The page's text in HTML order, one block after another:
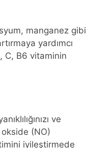
manganez gibi
yardımcı
C, B6 vitaminin
ve
okside (NO)
iyileştirmede